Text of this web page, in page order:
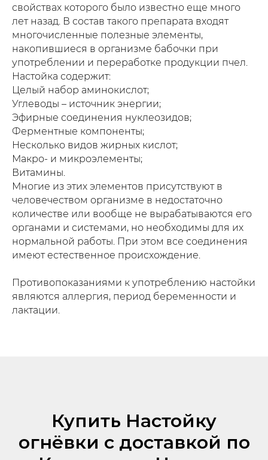
свойствах которого было известно еще много
лет назад. В состав такого препарата входят
многочисленные полезные элементы,
накопившиеся в организме бабочки при
употреблении и переработке продукции пчел.
Настойка содержит:
Целый набор аминокислот;
Углеводы – источник энергии;
Эфирные соединения нуклеозидов;
Ферментные компоненты;
Несколько видов жирных кислот;
Макро- и микроэлементы;
Витамины.
Многие из этих элементов присутствуют в
человечеством организме в недостаточно
количестве или вообще не вырабатываются его
органами и системами, но необходимы для их
нормальной работы. При этом все соединения
имеют естественное происхождение.
Противопоказаниями к употреблению настойки
являются аллергия, период беременности и
лактации.
Купить Настойку
огнёвки с доставкой по